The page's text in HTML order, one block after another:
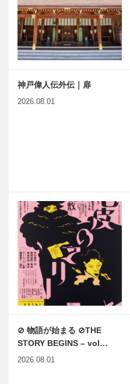
神戸偉人伝外伝｜扉
2026.08.01
⊘ 物語が始まる ⊘THE
STORY BEGINS – vol…
2026.08.01